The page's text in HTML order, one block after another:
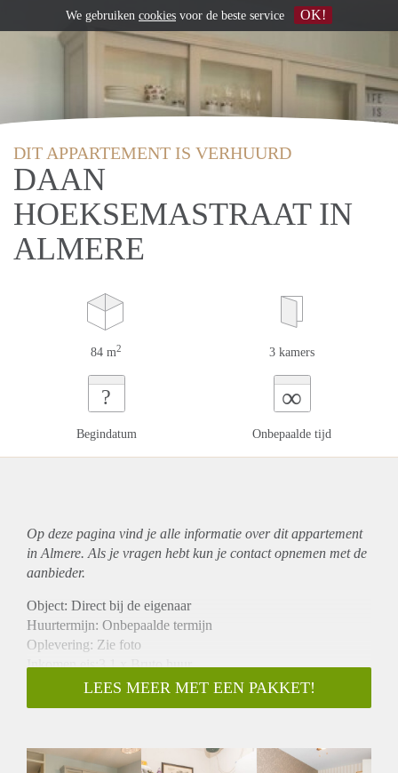
DIT APPARTEMENT IS VERHUURD
DAAN
HOEKSEMASTRAAT IN
ALMERE
84 m2 3 kamers
?
Begindatum
∞
Onbepaalde tijd
Op deze pagina vind je alle informatie over ditappartement
in Almere. Als je vragen hebt kun je contact opnemen met de
aanbieder.
Object: Direct bij de eigenaar
Huurtermijn: Onbepaalde termijn
Oplevering: Zie foto
Inkomen eis:3,1 x Bruto huur
Garantiestelling mogelijk: Ja
Borg: 1 Maand
Huisdieren toegestaan: Afhankelijk van de Eigenaar
LEES MEER MET EEN PAKKET!
We gebruiken cookies voor de beste service OK!